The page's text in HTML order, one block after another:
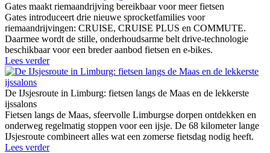
Gates maakt riemaandrijving bereikbaar voor meer fietsen
Gates introduceert drie nieuwe sprocketfamilies voor
riemaandrijvingen: CRUISE, CRUISE PLUS en COMMUTE.
Daarmee wordt de stille, onderhoudsarme belt drive-technologie
beschikbaar voor een breder aanbod fietsen en e-bikes.
Lees verder
De IJsjesroute in Limburg: fietsen langs de Maas en de lekkerste
ijssalons
Fietsen langs de Maas, sfeervolle Limburgse dorpen ontdekken en
onderweg regelmatig stoppen voor een ijsje. De 68 kilometer lange
IJsjesroute combineert alles wat een zomerse fietsdag nodig heeft.
Lees verder